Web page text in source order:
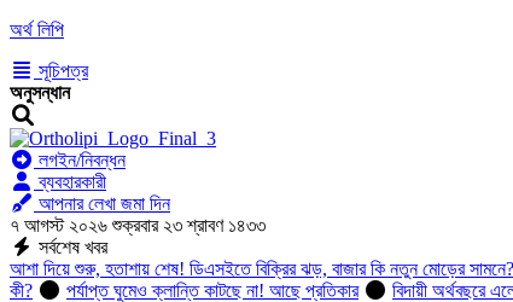
অর্থ লিপি
সূচিপত্র
অনুসন্ধান
লগইন/নিবন্ধন
ব্যবহারকারী
আপনার লেখা জমা দিন
৭ আগস্ট ২০২৬ শুক্রবার ২৩ শ্রাবণ ১৪৩৩
সর্বশেষ খবর
আশা দিয়ে শুরু, হতাশায় শেষ! ডিএসইতে বিক্রির ঝড়, বাজার কি নতুন মোড়ের সামনে?
কী?
পর্যাপ্ত ঘুমেও ক্লান্তি কাটছে না! আছে প্রতিকার বিদায়ী অর্থবছরে